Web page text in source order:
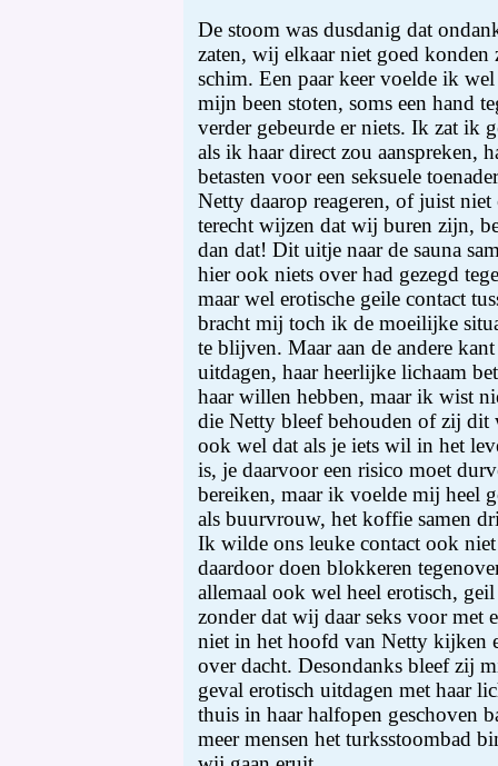
De stoom was dusdanig dat
zaten, wij elkaar niet goed konden
schim. Een paar keer voelde ik
mijn been stoten, soms een hand
verder gebeurde er niets. Ik zat ik
als ik haar direct zou aanspreken,
betasten voor een seksuele
Netty daarop reageren, of juist
terecht wijzen dat wij buren zijn,
dan dat! Dit uitje naar de sauna
hier ook niets over had gezegd
maar wel erotische geile contact
bracht mij toch ik de moeilijke
te blijven. Maar aan de andere
uitdagen, haar heerlijke lichaam
haar willen hebben, maar ik wist
die Netty bleef behouden of zij
ook wel dat als je iets wil in het
is, je daarvoor een risico moet
bereiken, maar ik voelde mij heel
als buurvrouw, het koffie samen
Ik wilde ons leuke contact ook niet
daardoor doen blokkeren
allemaal ook wel heel erotisch,
zonder dat wij daar seks voor met
niet in het hoofd van Netty kijken
over dacht. Desondanks bleef zij
geval erotisch uitdagen met haar
thuis in haar halfopen geschoven
meer mensen het turksstoombad